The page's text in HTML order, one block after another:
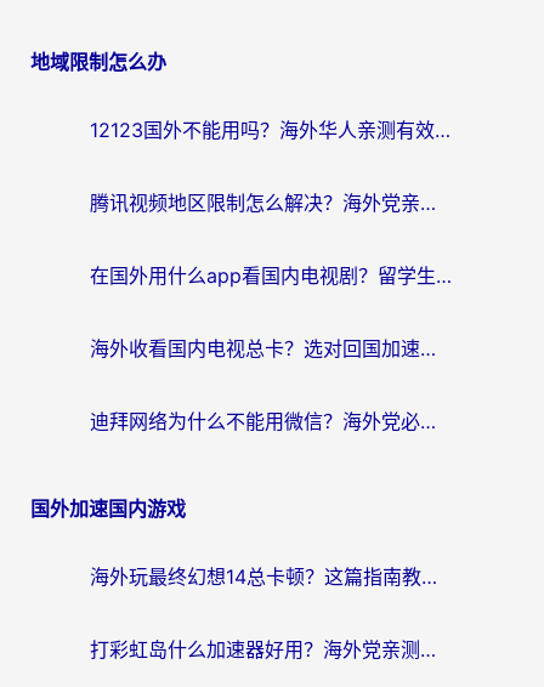
地域限制怎么办
12123国外不能用吗？海外华人亲测有效的回国加速方案来了
腾讯视频地区限制怎么解决？海外党亲测有效的回国加速器选择指南
在国外用什么app看国内电视剧？留学生亲测有效的回国加速方案
海外收看国内电视总卡？选对回国加速器，让你流畅追《狂飙》《长相思》
迪拜网络为什么不能用微信？海外党必看的回国加速解决方案
国外加速国内游戏
海外玩最终幻想14总卡顿？这篇指南教你选对加速器（附非洲美国玩家实测）
打彩虹岛什么加速器好用？海外党亲测的国服游戏加速终极指南